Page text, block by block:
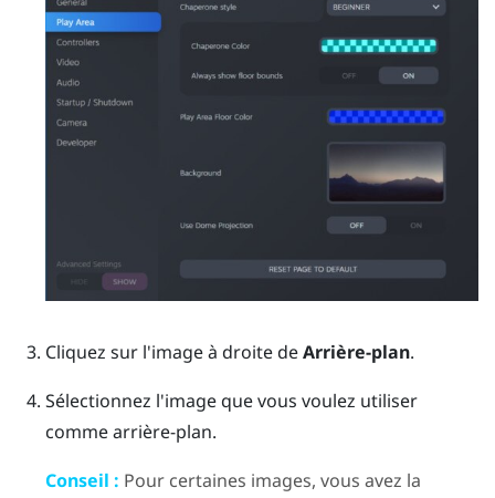
Cliquez sur l'image à droite deArrière-plan.
Sélectionnez l'image que vous voulez utiliser
comme arrière-plan.
Conseil : Pour certaines images, vous avez la